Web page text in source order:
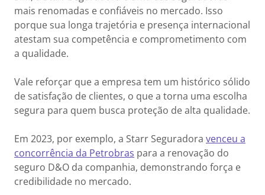
mais renomadas e confiáveis no mercado. Isso
porque sua longa trajetória e presença internacional
atestam sua competência e comprometimento com
a qualidade.
Vale reforçar que a empresa tem um histórico sólido
de satisfação de clientes, o que a torna uma escolha
segura para quem busca proteção de alta qualidade.
Em 2023, por exemplo, a Starr Seguradora venceu a
concorrência da Petrobras para a renovação do
seguro D&O da companhia, demonstrando força e
credibilidade no mercado.